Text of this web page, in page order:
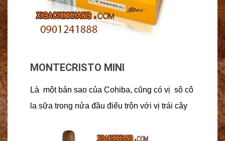
MONTECRISTO MINI
Là một bản sao của Cohiba, cũng có vị sô cô
la sữa trong nửa đầu điếu trộn với vị trái cây